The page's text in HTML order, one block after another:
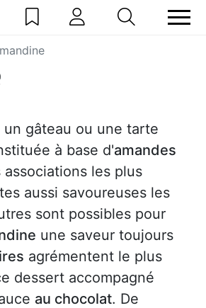
un gâteau ou une tarte
à base d'amandes
associations les plus
aussi savoureuses les
sont possibles pour
une saveur toujours
agrémentent le plus
dessert accompagné
au chocolat. De